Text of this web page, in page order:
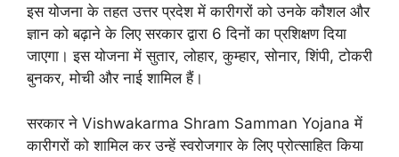
इस योजना के तहत उत्तर प्रदेश में कारीगरों को उनके कौशल और
ज्ञान को बढ़ाने के लिए सरकार द्वारा 6 दिनों का प्रशिक्षण दिया
जाएगा। इस योजना में सुतार, लोहार, कुम्हार, सोनार, शिंपी, टोकरी
बुनकर, मोची और नाई शामिल हैं।
सरकार ने Vishwakarma Shram Samman Yojana में
कारीगरों को शामिल कर उन्हें स्वरोजगार के लिए प्रोत्साहित किया